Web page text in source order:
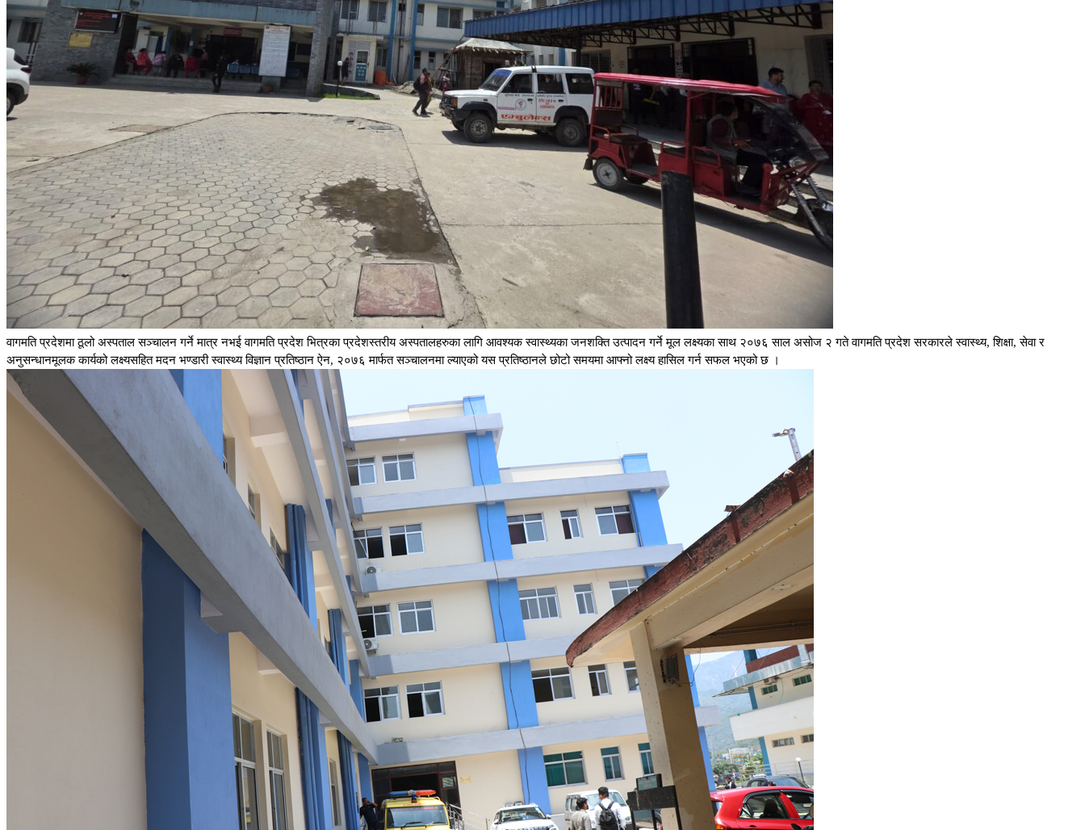
वागमति प्रदेशमा ठूलो अस्पताल सञ्चालन गर्ने मात्र नभई वागमति प्रदेश भित्रका प्रदेशस्तरीय अस्पतालहरुका लागि आवश्यक स्वास्थ्यका जनशक्ति उत्पादन गर्ने मूल लक्ष्यका साथ २०७६ साल असोज २ गते वागमति प्रदेश सरकारले स्वास्थ्य, शिक्षा, सेवा र
अनुसन्धानमूलक कार्यको लक्ष्यसहित मदन भण्डारी स्वास्थ्य विज्ञान प्रतिष्ठान ऐन, २०७६ मार्फत सञ्चालनमा ल्याएको यस प्रतिष्ठानले छोटो समयमा आफ्नो लक्ष्य हासिल गर्न सफल भएको छ ।